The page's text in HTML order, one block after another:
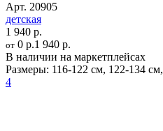
Арт. 20905
детская
1 940 р.
от 0 р.1 940 р.
В наличии на маркетплейсах
Размеры: 116-122 см, 122-134 см,
4